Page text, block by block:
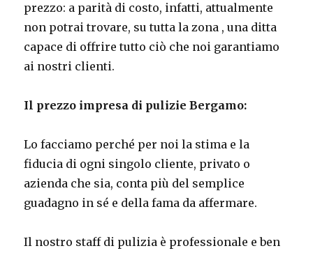
prezzo: a parità di costo, infatti, attualmente
non potrai trovare, su tutta la zona , una ditta
capace di offrire tutto ciò che noi garantiamo
ai nostri clienti.
Il prezzo impresa di pulizie Bergamo:
Lo facciamo perché per noi la stima e la
fiducia di ogni singolo cliente, privato o
azienda che sia, conta più del semplice
guadagno in sé e della fama da affermare.
Il nostro staff di pulizia è professionale e ben